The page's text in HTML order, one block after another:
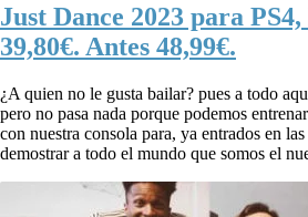
Just Dance 2023 para
39,80€. Antes 48,99€.
¿A quien no le gusta bailar? pues a todo
pero no pasa nada porque podemos
con nuestra consola para, ya entrados en
demostrar a todo el mundo que somos el